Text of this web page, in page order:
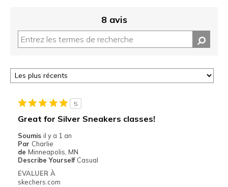
8 avis
5
Great for Silver Sneakers classes!
Soumis il y a 1 an
Par Charlie
de Minneapolis, MN
Describe Yourself Casual
EVALUER À
skechers.com